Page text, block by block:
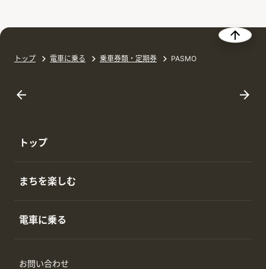
トップ 電車に乗る 乗車券類・定期券 PASMO
トップ
まちを楽しむ
電車に乗る
お問い合わせ